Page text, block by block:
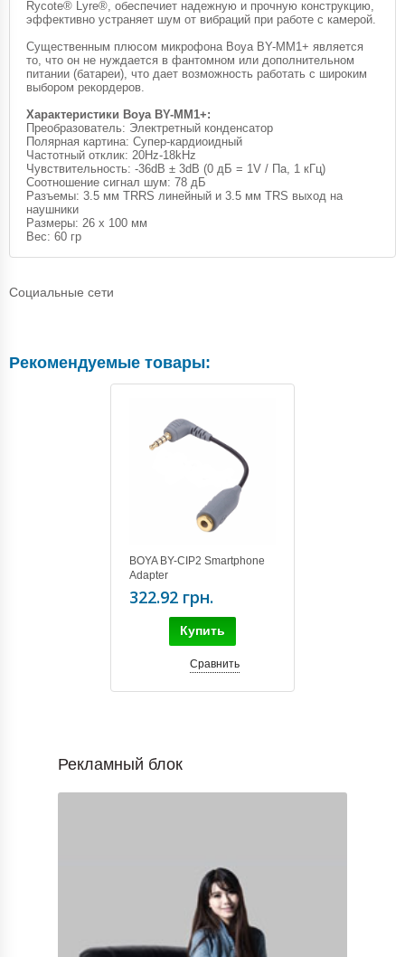
Rycote® Lyre®, обеспечиет надежную и прочную конструкцию,
эффективно устраняет шум от вибраций при работе с камерой.
Существенным плюсом микрофона Boya BY-MM1+ является
то, что он не нуждается в фантомном или дополнительном
питании (батареи), что дает возможность работать с широким
выбором рекордеров.
Характеристики Boya BY-MM1+:
Преобразователь: Электретный конденсатор
Полярная картина: Супер-кардиоидный
Частотный отклик: 20Hz-18kHz
Чувствительность: -36dB ± 3dB (0 дБ = 1V / Па, 1 кГц)
Соотношение сигнал шум: 78 дБ
Разъемы: 3.5 мм TRRS линейный и 3.5 мм TRS выход на
наушники
Размеры: 26 х 100 мм
Вес: 60 гр
Социальные сети
Рекомендуемые товары:
BOYA BY-CIP2 Smartphone
Adapter
322.92 грн.
Купить
Сравнить
Рекламный блок